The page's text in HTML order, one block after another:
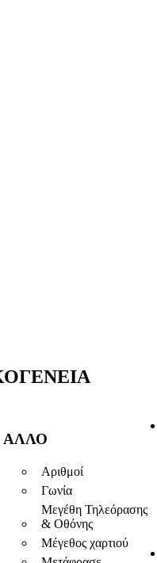
ΆΛΛΟ
Αριθμοί
Γωνία
Μεγέθη Τηλεόρασης
& Οθόνης
Μέγεθος χαρτιού